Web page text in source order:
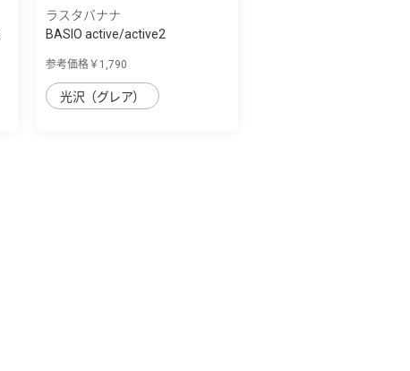
ラスタバナナ
BASIO active/active2
参考価格￥1,790
光沢（グレア）